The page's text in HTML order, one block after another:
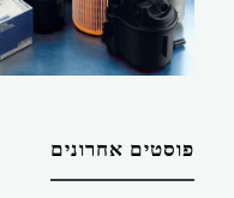
פוסטים אחרונים